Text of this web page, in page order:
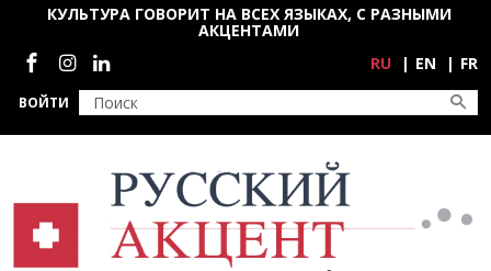
Перейти к основному содержанию
ВОЙТИ
КУЛЬТУРА ГОВОРИТ НА ВСЕХ ЯЗЫКАХ, С РАЗНЫМИ
АКЦЕНТАМИ
Социальные сети
RU EN FR